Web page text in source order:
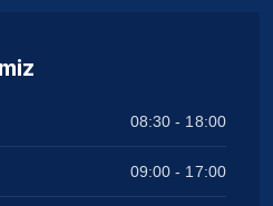
08:30 - 18:00
09:00 - 17:00